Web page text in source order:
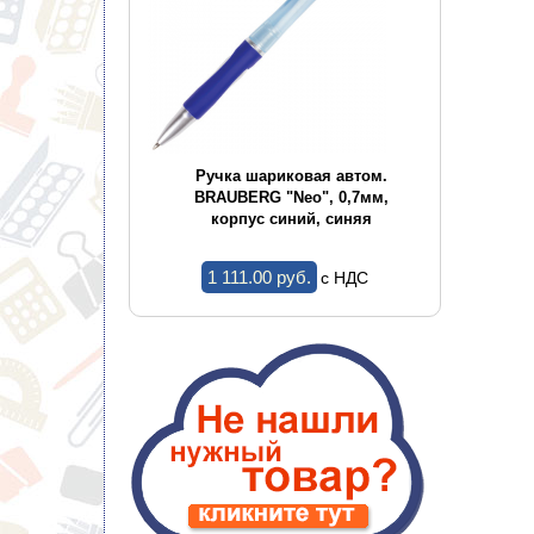
А4 OFFICE
НДС
Ручка шариковая автом.
BRAUBERG "Neo", 0,7мм,
корпус синий, синяя
1 111.00 pуб. c НДС